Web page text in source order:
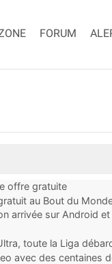
FORUM
offre gratuite
au Bout du
arrivée sur Android
toute la Liga
avec des centaines